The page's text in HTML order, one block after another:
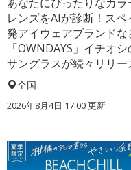
レンズをAIが診断！スペ
発アイウェアブランドな
「OWNDAYS」イチオシ
サングラスが続々リリー
全国
2026年8月4日 17:00更新